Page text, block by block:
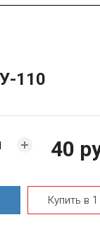
110
40
Купить в